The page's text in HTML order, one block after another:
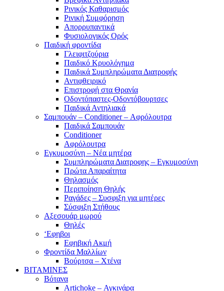
Ρινικός Καθαρισμός
Ρινική Συμφόρηση
Απορρυπαντικά
Φυσιολογικός Ορός
Παιδική φροντίδα
Γλειφιτζούρια
Παιδικό Κρυολόγημα
Παιδικά Συμπληρώματα Διατροφής
Αντιφθειρικό
Επιστροφή στα Θρανία
Οδοντόπαστες-Οδοντόβουρτσες
Παιδικά Αντηλιακά
Σαμπουάν – Conditioner – Αφρόλουτρα
Παιδικά Σαμπουάν
Conditioner
Αφρόλουτρα
Εγκυμοσύνη – Νέα μητέρα
Συμπληρώματα Διατροφης – Εγκυμοσύνη
Πρώτα Απαραίτητα
Θηλασμός
Περιποίηση Θηλής
Ραγάδες – Συσφιξη για μητέρες
Σύσφιξη Στήθους
Αξεσουάρ μωρού
Θηλές
‘Εφηβοι
Εφηβική Ακμή
Φροντίδα Μαλλίων
Βούρτσα – Χτένα
ΒΙΤΑΜΙΝΕΣ
Βότανα
Artichoke – Αγκινάρα